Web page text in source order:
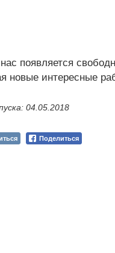
нас появляется
новые интересные
04.05.2018
Поделиться